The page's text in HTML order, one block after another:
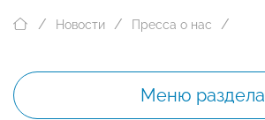
Новости Пресса о нас
Меню раздела